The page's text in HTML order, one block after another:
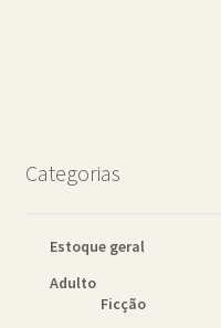
Categorias
Estoque geral
Adulto
Ficção